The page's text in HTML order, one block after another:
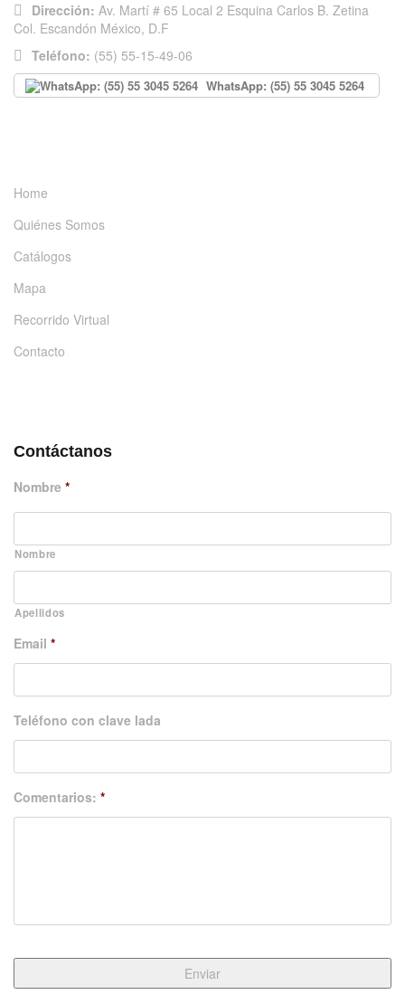
Dirección: Av. Martí # 65 Local 2 Esquina Carlos B. Zetina
Col. Escandón México, D.F
Teléfono: (55) 55-15-49-06
WhatsApp: (55) 55 3045 5264
Home
Quiénes Somos
Catálogos
Mapa
Recorrido Virtual
Contacto
Contáctanos
Nombre *
Nombre
Apellidos
Email *
Teléfono con clave lada
Comentarios: *